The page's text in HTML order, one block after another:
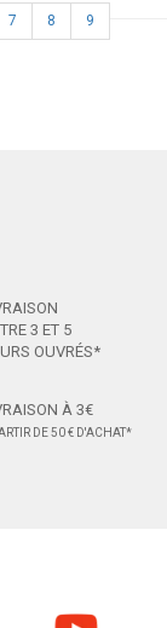
7 8 9
3 ET 5
OUVRÉS*
À 3€
DE 50 € D'ACHAT*